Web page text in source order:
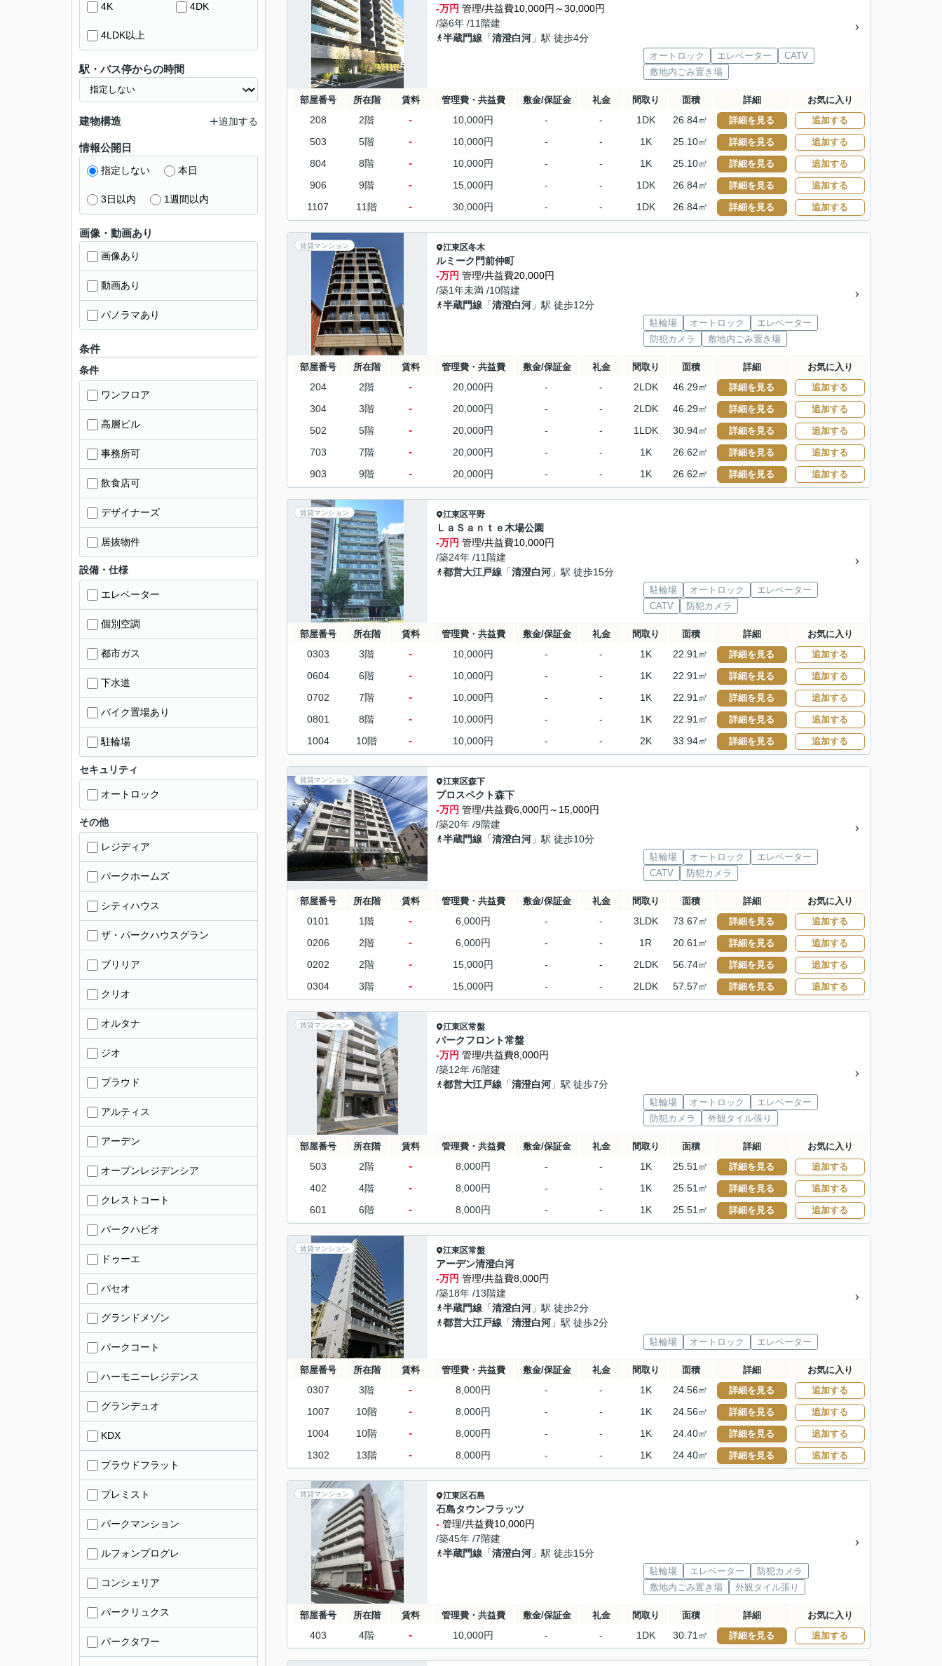
-万円 管理/共益費10,000円～30,000円
/築6年 /11階建
半蔵門線 「清澄白河 」駅 徒歩4分
オートロック エレベーター
CATV
敷地内ごみ置き場
部屋番号 所在階 賃料 管理費・共益費 敷金/保証金 礼金 間取り 面積 詳細 お気に入り
208 2階 - 10,000円 - - 1DK 26.84㎡ 詳細を見る 追加する
503 5階 - 10,000円 - - 1K 25.10㎡ 詳細を見る 追加する
804 8階 - 10,000円 - - 1K 25.10㎡ 詳細を見る 追加する
906 9階 - 15,000円 - - 1DK 26.84㎡ 詳細を見る 追加する
1107 11階 - 30,000円 - - 1DK 26.84㎡ 詳細を見る 追加する
賃貸マンション 江東区冬木
ルミーク門前仲町
-万円 管理/共益費20,000円
/築1年未満 /10階建
半蔵門線 「清澄白河 」駅 徒歩12分
駐輪場 オートロック
エレベーター
防犯カメラ
敷地内ごみ置き場
部屋番号 所在階 賃料 管理費・共益費 敷金/保証金 礼金 間取り 面積 詳細 お気に入り
204 2階 - 20,000円 - - 2LDK 46.29㎡ 詳細を見る 追加する
304 3階 - 20,000円 - - 2LDK 46.29㎡ 詳細を見る 追加する
502 5階 - 20,000円 - - 1LDK 30.94㎡ 詳細を見る 追加する
703 7階 - 20,000円 - - 1K 26.62㎡ 詳細を見る 追加する
903 9階 - 20,000円 - - 1K 26.62㎡ 詳細を見る 追加する
賃貸マンション 江東区平野
ＬａＳａｎｔｅ木場公園
-万円 管理/共益費10,000円
/築24年 /11階建
都営大江戸線 「清澄白河 」駅 徒歩15分
駐輪場 オートロック
エレベーター
CATV
防犯カメラ
部屋番号 所在階 賃料 管理費・共益費 敷金/保証金 礼金 間取り 面積 詳細 お気に入り
0303 3階 - 10,000円 - - 1K 22.91㎡ 詳細を見る 追加する
0604 6階 - 10,000円 - - 1K 22.91㎡ 詳細を見る 追加する
0702 7階 - 10,000円 - - 1K 22.91㎡ 詳細を見る 追加する
0801 8階 - 10,000円 - - 1K 22.91㎡ 詳細を見る 追加する
1004 10階 - 10,000円 - - 2K 33.94㎡ 詳細を見る 追加する
賃貸マンション 江東区森下
プロスペクト森下
-万円 管理/共益費6,000円～15,000円
/築20年 /9階建
半蔵門線 「清澄白河 」駅 徒歩10分
駐輪場 オートロック
エレベーター
CATV
防犯カメラ
部屋番号 所在階 賃料 管理費・共益費 敷金/保証金 礼金 間取り 面積 詳細 お気に入り
0101 1階 - 6,000円 - - 3LDK 73.67㎡ 詳細を見る 追加する
0206 2階 - 6,000円 - - 1R 20.61㎡ 詳細を見る 追加する
0202 2階 - 15,000円 - - 2LDK 56.74㎡ 詳細を見る 追加する
0304 3階 - 15,000円 - - 2LDK 57.57㎡ 詳細を見る 追加する
賃貸マンション 江東区常盤
パークフロント常盤
-万円 管理/共益費8,000円
/築12年 /6階建
都営大江戸線 「清澄白河 」駅 徒歩7分
駐輪場 オートロック
エレベーター
防犯カメラ
外観タイル張り
部屋番号 所在階 賃料 管理費・共益費 敷金/保証金 礼金 間取り 面積 詳細 お気に入り
503 2階 - 8,000円 - - 1K 25.51㎡ 詳細を見る 追加する
402 4階 - 8,000円 - - 1K 25.51㎡ 詳細を見る 追加する
601 6階 - 8,000円 - - 1K 25.51㎡ 詳細を見る 追加する
賃貸マンション 江東区常盤
アーデン清澄白河
-万円 管理/共益費8,000円
/築18年 /13階建
半蔵門線 「清澄白河 」駅 徒歩2分
都営大江戸線 「清澄白河 」駅 徒歩2分
駐輪場 オートロック エレベーター
部屋番号 所在階 賃料 管理費・共益費 敷金/保証金 礼金 間取り 面積 詳細 お気に入り
0307 3階 - 8,000円 - - 1K 24.56㎡ 詳細を見る 追加する
1007 10階 - 8,000円 - - 1K 24.56㎡ 詳細を見る 追加する
1004 10階 - 8,000円 - - 1K 24.40㎡ 詳細を見る 追加する
1302 13階 - 8,000円 - - 1K 24.40㎡ 詳細を見る 追加する
賃貸マンション 江東区石島
石島タウンフラッツ
- 管理/共益費10,000円
/築45年 /7階建
半蔵門線 「清澄白河 」駅 徒歩15分
駐輪場 エレベーター
防犯カメラ
敷地内ごみ置き場
外観タイル張り
部屋番号 所在階 賃料 管理費・共益費 敷金/保証金 礼金 間取り 面積 詳細 お気に入り
403 4階 - 10,000円 - - 1DK 30.71㎡ 詳細を見る 追加する
4K 4DK
4LDK以上
駅・バス停からの時間
建物構造 追加する
情報公開日
指定しない 本日
3日以内 1週間以内
画像・動画あり
画像あり
動画あり
パノラマあり
条件
条件
ワンフロア
高層ビル
事務所可
飲食店可
デザイナーズ
居抜物件
設備・仕様
エレベーター
個別空調
都市ガス
下水道
バイク置場あり
駐輪場
セキュリティ
オートロック
その他
レジディア
パークホームズ
シティハウス
ザ・パークハウスグラン
ブリリア
クリオ
オルタナ
ジオ
プラウド
アルティス
アーデン
オープンレジデンシア
クレストコート
パークハビオ
ドゥーエ
パセオ
グランドメゾン
パークコート
ハーモニーレジデンス
グランデュオ
KDX
プラウドフラット
プレミスト
パークマンション
ルフォンプログレ
コンシェリア
パークリュクス
パークタワー